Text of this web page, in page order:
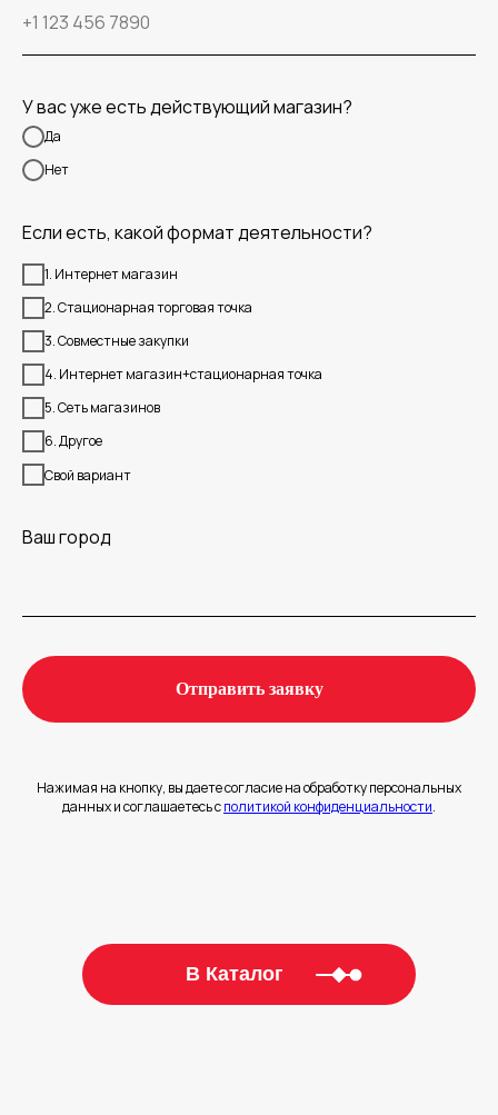
У вас уже есть действующий магазин?
Да
Нет
Если есть, какой формат деятельности?
1. Интернет магазин
2. Стационарная торговая точка
3. Совместные закупки
4. Интернет магазин+стационарная точка
5. Сеть магазинов
6. Другое
Свой вариант
Ваш город
Отправить заявку
Нажимая на кнопку, вы даете согласие на обработку персональных
данных и соглашаетесь cполитикой конфиденциальности.
В Каталог